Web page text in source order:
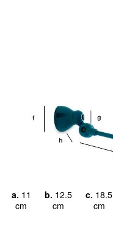
a. 11
cm
b. 12.5
cm
c. 18.5
cm